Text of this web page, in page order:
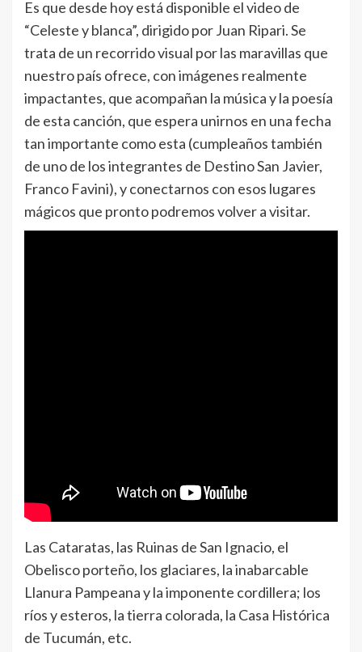
Es que desde hoy está disponible el video de
“Celeste y blanca”, dirigido por Juan Ripari. Se
trata de un recorrido visual por las maravillas que
nuestro país ofrece, con imágenes realmente
impactantes, que acompañan la música y la poesía
de esta canción, que espera unirnos en una fecha
tan importante como esta (cumpleaños también
de uno de los integrantes de Destino San Javier,
Franco Favini), y conectarnos con esos lugares
mágicos que pronto podremos volver a visitar.
Las Cataratas, las Ruinas de San Ignacio, el
Obelisco porteño, los glaciares, la inabarcable
Llanura Pampeana y la imponente cordillera; los
ríos y esteros, la tierra colorada, la Casa Histórica
de Tucumán, etc.